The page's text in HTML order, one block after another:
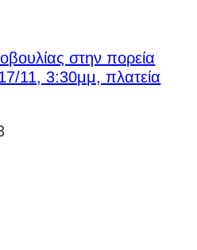
στην πορεία
11, 3:30μμ, πλατεία